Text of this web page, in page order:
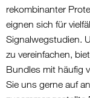
rekombinanter
eignen sich für
Signalwegstudien.
zu vereinfachen,
Bundles mit häufig
Sie uns gerne auf